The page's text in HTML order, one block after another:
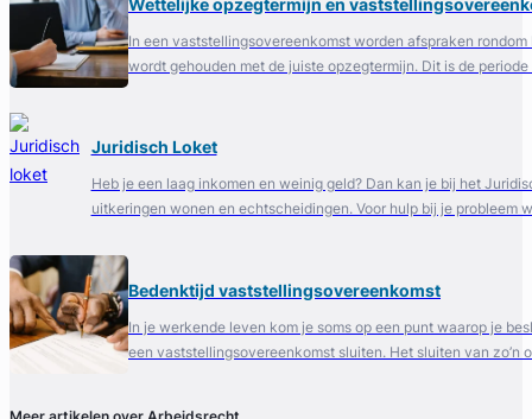
In een vaststellingsovereenkomst worden afspraken
wordt gehouden met de juiste opzegtermijn. Dit is de
Juridisch Loket
Heb je een laag inkomen en weinig geld? Dan kan je bij het
uitkeringen wonen en echtscheidingen. Voor hulp bij je probleem
Bedenktijd vaststellingsovereenkomst
In je werkende leven kom je soms op een punt waarop je
een vaststellingsovereenkomst sluiten. Het sluiten van